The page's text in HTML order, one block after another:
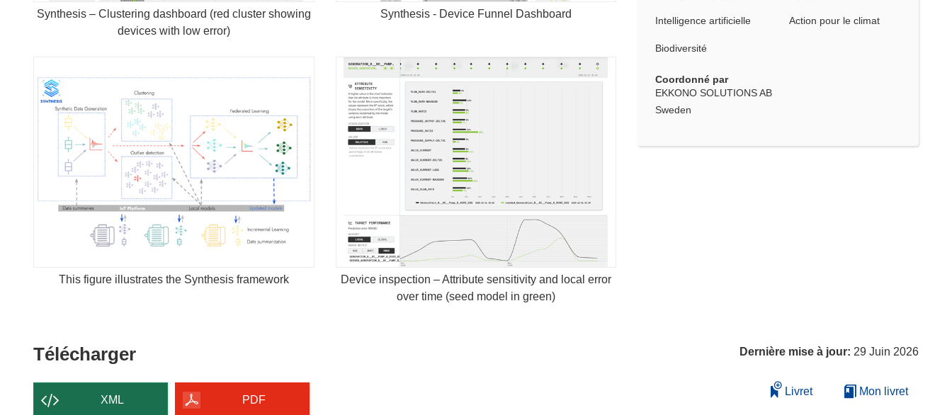
Intelligence artificielle Action pour le climat
Biodiversité
Coordonné par
EKKONO SOLUTIONS AB
Sweden
Synthesis – Clustering dashboard (red cluster showing
devices with low error)
Synthesis - Device Funnel Dashboard
This figure illustrates the Synthesis framework
Device inspection – Attribute sensitivity and local error
over time (seed model in green)
TéléchargerTélécharger
contenu
XML PDF
Dernière mise à jour: 29 Juin 2026
Livret Mon livret